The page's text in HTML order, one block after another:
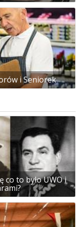
i Seniorek
co to było UWO i